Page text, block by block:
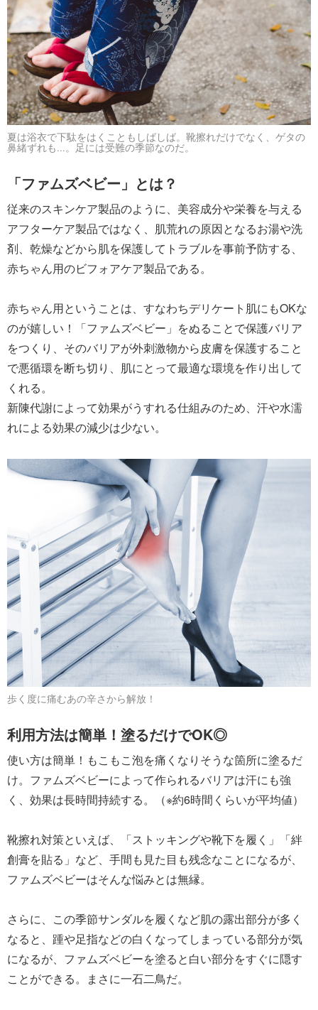
夏は浴衣で下駄をはくこともしばしば。靴擦れだけでなく、ゲタの
鼻緒ずれも...。足には受難の季節なのだ。
「ファムズベビー」とは？
従来のスキンケア製品のように、美容成分や栄養を与える
アフターケア製品ではなく、肌荒れの原因となるお湯や洗
剤、乾燥などから肌を保護してトラブルを事前予防する、
赤ちゃん用のビフォアケア製品である。
赤ちゃん用ということは、すなわちデリケート肌にもOKな
のが嬉しい！「ファムズベビー」をぬることで保護バリア
をつくり、そのバリアが外刺激物から皮膚を保護すること
で悪循環を断ち切り、肌にとって最適な環境を作り出して
くれる。
新陳代謝によって効果がうすれる仕組みのため、汗や水濡
れによる効果の減少は少ない。
歩く度に痛むあの辛さから解放！
利用方法は簡単！塗るだけでOK◎
使い方は簡単！もこもこ泡を痛くなりそうな箇所に塗るだ
け。ファムズベビーによって作られるバリアは汗にも強
く、効果は長時間持続する。（※約6時間くらいが平均値）
靴擦れ対策といえば、「ストッキングや靴下を履く」「絆
創膏を貼る」など、手間も見た目も残念なことになるが、
ファムズベビーはそんな悩みとは無縁。
さらに、この季節サンダルを履くなど肌の露出部分が多く
なると、踵や足指などの白くなってしまっている部分が気
になるが、ファムズベビーを塗ると白い部分をすぐに隠す
ことができる。まさに一石二鳥だ。